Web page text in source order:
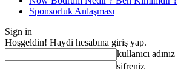
Sponsorluk Anlaşması
Sign in
Hoşgeldin! Haydi hesabına giriş yap.
kullanıcı adınız
şifreniz